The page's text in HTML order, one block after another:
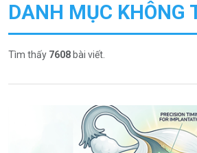
DANH MỤC KHÔNG
Tìm thấy 7608 bài viết.